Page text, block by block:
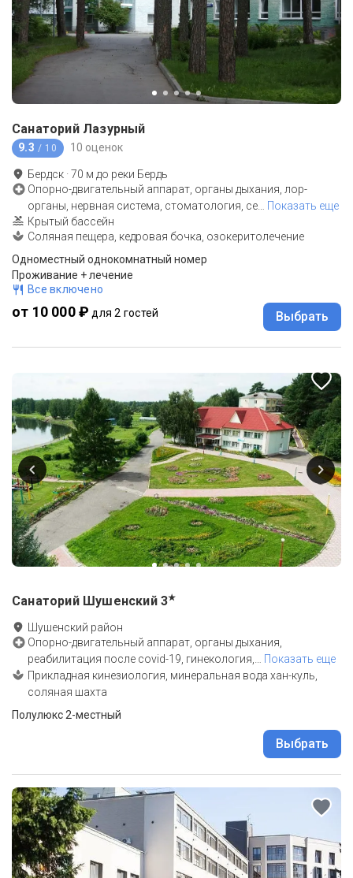
Санаторий Лазурный
9.3 / 10 10 оценок
Бердск ·70 м до реки Бердь
Опорно-двигательный аппарат, органы дыхания, лор-
органы, нервная система, стоматология, се
Показать еще
Крытый бассейн
Соляная пещера, кедровая бочка, озокеритолечение
Одноместный однокомнатный номер
Проживание + лечение
Все включено
от 10 000 ₽ для 2 гостей Выбрать
Санаторий Шушенский 3★
Шушенский район
Опорно-двигательный аппарат, органы дыхания,
реабилитация после covid-19, гинекология,… Показать еще
Прикладная кинезиология, минеральная вода хан-куль,
соляная шахта
Полулюкс 2-местный
Выбрать